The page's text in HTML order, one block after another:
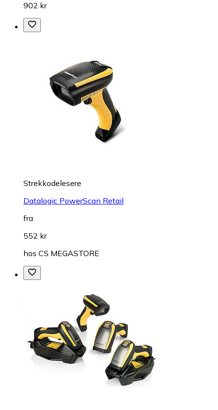
902 kr
Strekkodelesere
Datalogic PowerScan Retail
fra
552 kr
hos CS MEGASTORE